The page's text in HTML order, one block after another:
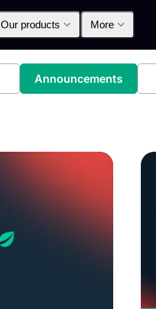
Our products More
Announcements